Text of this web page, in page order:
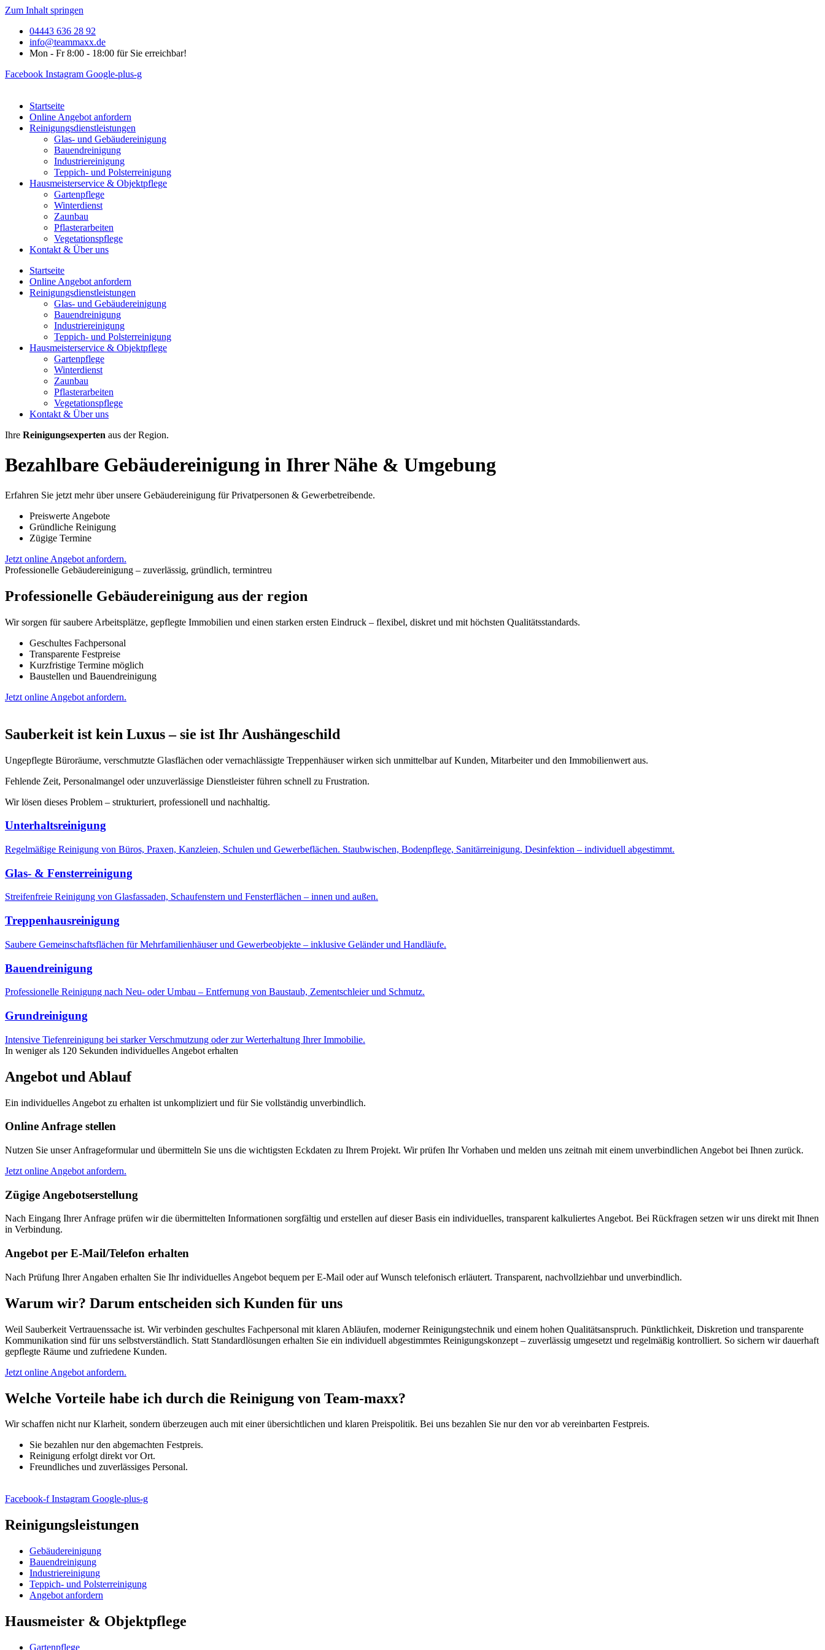
Zum Inhalt springen
04443 636 28 92
info@teammaxx.de
Mon - Fr 8:00 - 18:00 für Sie erreichbar!
Facebook Instagram Google-plus-g
Startseite
Online Angebot anfordern
Reinigungsdienstleistungen
Glas- und Gebäudereinigung
Bauendreinigung
Industriereinigung
Teppich- und Polsterreinigung
Hausmeisterservice & Objektpflege
Gartenpflege
Winterdienst
Zaunbau
Pflasterarbeiten
Vegetationspflege
Kontakt & Über uns
Startseite
Online Angebot anfordern
Reinigungsdienstleistungen
Glas- und Gebäudereinigung
Bauendreinigung
Industriereinigung
Teppich- und Polsterreinigung
Hausmeisterservice & Objektpflege
Gartenpflege
Winterdienst
Zaunbau
Pflasterarbeiten
Vegetationspflege
Kontakt & Über uns
Ihre Reinigungsexperten aus der Region.
Bezahlbare Gebäudereinigung in Ihrer Nähe & Umgebung
Erfahren Sie jetzt mehr über unsere Gebäudereinigung für Privatpersonen & Gewerbetreibende.
Preiswerte Angebote
Gründliche Reinigung
Zügige Termine
Jetzt online Angebot anfordern.
Professionelle Gebäudereinigung – zuverlässig, gründlich, termintreu
Professionelle Gebäudereinigung aus der region
Wir sorgen für saubere Arbeitsplätze, gepflegte Immobilien und einen starken ersten Eindruck – flexibel, diskret und mit höchsten Qualitätsstandards.
Geschultes Fachpersonal
Transparente Festpreise
Kurzfristige Termine möglich
Baustellen und Bauendreinigung
Jetzt online Angebot anfordern.
Sauberkeit ist kein Luxus– sie ist Ihr Aushängeschild
Ungepflegte Büroräume, verschmutzte Glasflächen oder vernachlässigte Treppenhäuser wirken sich unmittelbar auf Kunden, Mitarbeiter und den Immobilienwert aus.
Fehlende Zeit, Personalmangel oder unzuverlässige Dienstleister führen schnell zu Frustration.
Wir lösen dieses Problem – strukturiert, professionell und nachhaltig.
Unterhaltsreinigung
Regelmäßige Reinigung von Büros, Praxen, Kanzleien, Schulen und Gewerbeflächen. Staubwischen, Bodenpflege, Sanitärreinigung, Desinfektion – individuell abgestimmt.
Glas- & Fensterreinigung
Streifenfreie Reinigung von Glasfassaden, Schaufenstern und Fensterflächen – innen und außen.
Treppenhausreinigung
Saubere Gemeinschaftsflächen für Mehrfamilienhäuser und Gewerbeobjekte – inklusive Geländer und Handläufe.
Bauendreinigung
Professionelle Reinigung nach Neu- oder Umbau – Entfernung von Baustaub, Zementschleier und Schmutz.
Grundreinigung
Intensive Tiefenreinigung bei starker Verschmutzung oder zur Werterhaltung Ihrer Immobilie.
In weniger als 120 Sekunden individuelles Angebot erhalten
Angebot und Ablauf
Ein individuelles Angebot zu erhalten ist unkompliziert und für Sie vollständig unverbindlich.
Online Anfrage stellen
Nutzen Sie unser Anfrageformular und übermitteln Sie uns die wichtigsten Eckdaten zu Ihrem Projekt. Wir prüfen Ihr Vorhaben und melden uns zeitnah mit einem unverbindlichen Angebot bei Ihnen zurück.
Jetzt online Angebot anfordern.
Zügige Angebotserstellung
Nach Eingang Ihrer Anfrage prüfen wir die übermittelten Informationen sorgfältig und erstellen auf dieser Basis ein individuelles, transparent kalkuliertes Angebot. Bei Rückfragen setzen wir uns direkt mit Ihnen
in Verbindung.
Angebot per E-Mail/Telefon erhalten
Nach Prüfung Ihrer Angaben erhalten Sie Ihr individuelles Angebot bequem per E-Mail oder auf Wunsch telefonisch erläutert. Transparent, nachvollziehbar und unverbindlich.
Warum wir? Darum entscheiden sich Kunden für uns
Weil Sauberkeit Vertrauenssache ist. Wir verbinden geschultes Fachpersonal mit klaren Abläufen, moderner Reinigungstechnik und einem hohen Qualitätsanspruch. Pünktlichkeit, Diskretion und transparente
Kommunikation sind für uns selbstverständlich. Statt Standardlösungen erhalten Sie ein individuell abgestimmtes Reinigungskonzept – zuverlässig umgesetzt und regelmäßig kontrolliert. So sichern wir dauerhaft
gepflegte Räume und zufriedene Kunden.
Jetzt online Angebot anfordern.
Welche Vorteile habe ich durch die Reinigung von Team-maxx?
Wir schaffen nicht nur Klarheit, sondern überzeugen auch mit einer übersichtlichen und klaren Preispolitik. Bei uns bezahlen Sie nur den vor ab vereinbarten Festpreis.
Sie bezahlen nur den abgemachten Festpreis.
Reinigung erfolgt direkt vor Ort.
Freundliches und zuverlässiges Personal.
Facebook-f Instagram Google-plus-g
Reinigungsleistungen
Gebäudereinigung
Bauendreinigung
Industriereinigung
Teppich- und Polsterreinigung
Angebot anfordern
Hausmeister & Objektpflege
Gartenpflege